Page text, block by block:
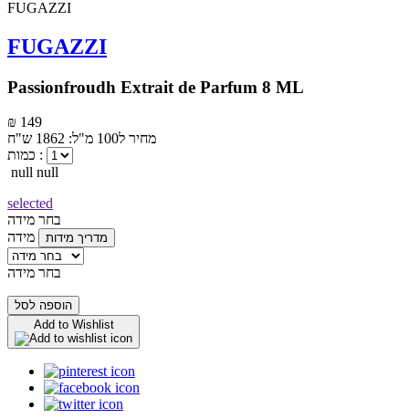
FUGAZZI
Passionfroudh Extrait de Parfum 8 ML
₪ 149
מחיר ל100 מ"ל: 1862 ש"ח
כמות :
null null
selected
בחר מידה
מידה
מדריך מידות
בחר מידה
הוספה לסל
Add to Wishlist